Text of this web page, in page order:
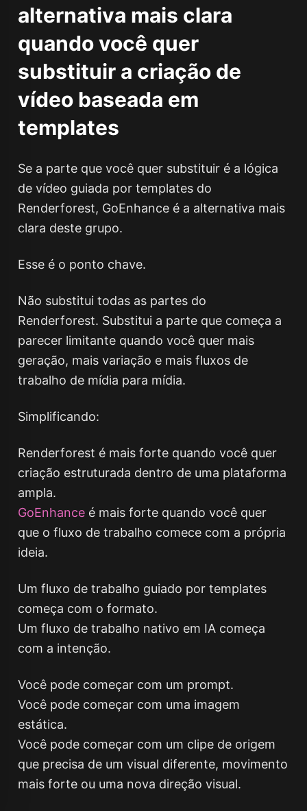
alternativa mais clara
quando você quer
substituir a criação de
vídeo baseada em
templates
Se a parte que você quer substituir é a lógica
de vídeo guiada por templates do
Renderforest, GoEnhance é a alternativa mais
clara deste grupo.
Esse é o ponto chave.
Não substitui todas as partes do
Renderforest. Substitui a parte que começa a
parecer limitante quando você quer mais
geração, mais variação e mais fluxos de
trabalho de mídia para mídia.
Simplificando:
Renderforest é mais forte quando você quer
criação estruturada dentro de uma plataforma
ampla.
GoEnhanceé mais forte quando você quer
que o fluxo de trabalho comece com a própria
ideia.
Um fluxo de trabalho guiado por templates
começa com o formato.
Um fluxo de trabalho nativo em IA começa
com a intenção.
Você pode começar com um prompt.
Você pode começar com uma imagem
estática.
Você pode começar com um clipe de origem
que precisa de um visual diferente, movimento
mais forte ou uma nova direção visual.